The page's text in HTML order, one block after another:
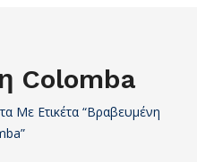
Colomba
Με Ετικέτα “Βραβευμένη